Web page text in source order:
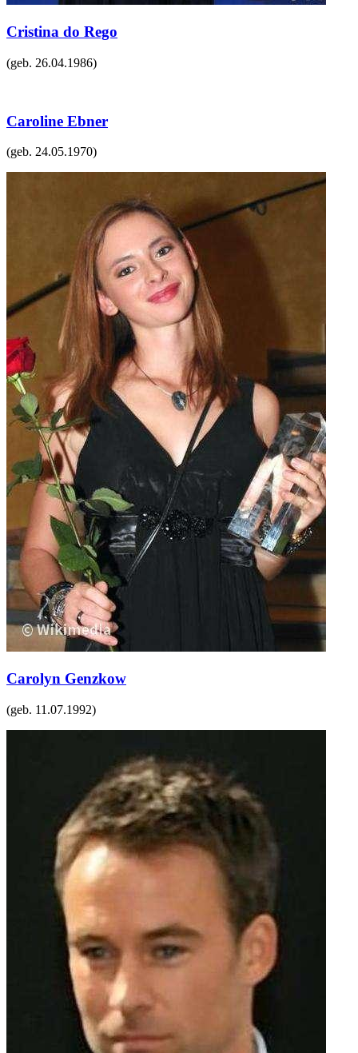
Cristina do Rego
(geb. 26.04.1986)
Caroline Ebner
(geb. 24.05.1970)
Carolyn Genzkow
(geb. 11.07.1992)